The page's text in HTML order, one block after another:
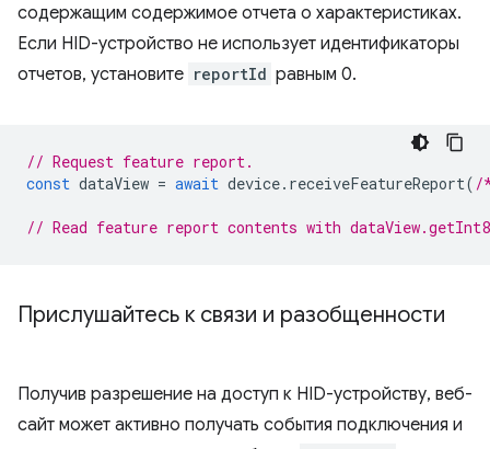
содержащим содержимое отчета о характеристиках.
Если HID-устройство не использует идентификаторы
отчетов, установите reportId равным 0.
// Request feature report.
const dataView = await device. receiveFeatureReport( /
// Read feature report contents with
Прислушайтесь к связи и разобщенности
Получив разрешение на доступ к HID-устройству, веб-
сайт может активно получать события подключения и